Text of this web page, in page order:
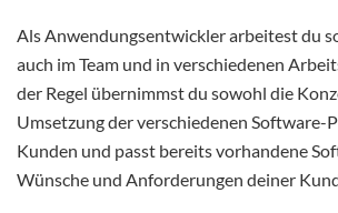
Als Anwendungsentwickler arbeitest du
auch im Team und in verschiedenen
der Regel übernimmst du sowohl die
Umsetzung der verschiedenen Software-
Kunden und passt bereits vorhandene
Wünsche und Anforderungen deiner